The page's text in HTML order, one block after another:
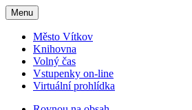
Otevřit
navigaci
Menu
Město Vítkov
Knihovna
Volný čas
Vstupenky on-line
Virtuální prohlídka